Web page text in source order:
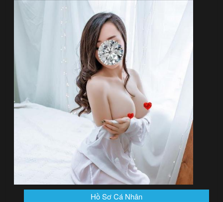
Hồ Sơ Cá Nhân